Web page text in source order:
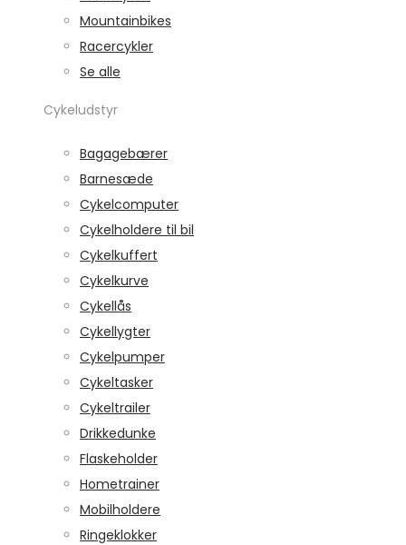
Mountainbikes
Racercykler
Se alle
Cykeludstyr
Bagagebærer
Barnesæde
Cykelcomputer
Cykelholdere til bil
Cykelkuffert
Cykelkurve
Cykellås
Cykellygter
Cykelpumper
Cykeltasker
Cykeltrailer
Drikkedunke
Flaskeholder
Hometrainer
Mobilholdere
Ringeklokker